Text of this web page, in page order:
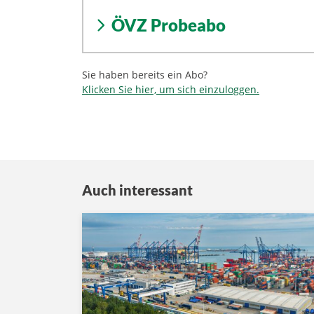
ÖVZ Probeabo
Sie haben bereits ein Abo?
Klicken Sie hier, um sich einzuloggen.
Auch interessant